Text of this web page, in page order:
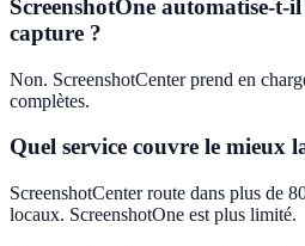
ScreenshotOne automatise-t-
capture ?
Non. ScreenshotCenter prend en
complètes.
Quel service couvre le mieux
ScreenshotCenter route dans plus de
locaux. ScreenshotOne est plus limité.